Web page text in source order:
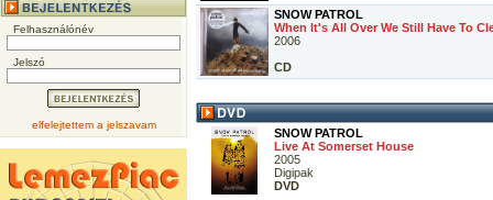
Felhasználónév
Jelszó
elfelejtettem a jelszavam
SNOW PATROL
When It's All Over We Still Have To
2006
CD
SNOW PATROL
Live At Somerset House
2005
Digipak
DVD